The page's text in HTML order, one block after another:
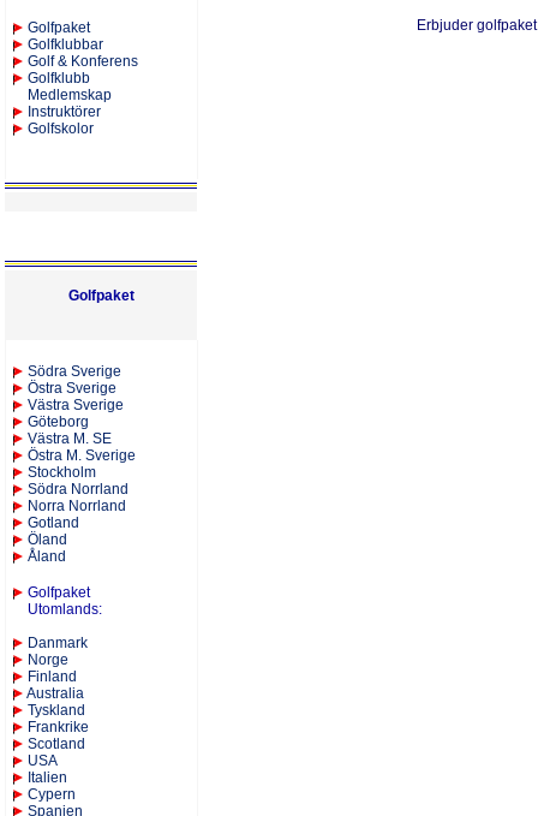
Golfpaket
Golfklubbar
Golf & Konferens
Golfklubb
Medlemskap
Instruktörer
Golfskolor
Golfpaket
Södra Sverige
Östra Sverige
Västra Sverige
Göteborg
Västra M. SE
Östra M. Sverige
Stockholm
Södra Norrland
Norra Norrland
Gotland
Öland
Åland
Golfpaket
Utomlands:
Danmark
Norge
Finland
Australia
Tyskland
Frankrike
Scotland
USA
Italien
Cypern
Spanien
Erbjuder